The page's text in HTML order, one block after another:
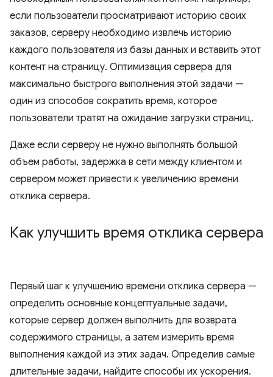
если пользователи просматривают историю своих
заказов, серверу необходимо извлечь историю
каждого пользователя из базы данных и вставить этот
контент на страницу. Оптимизация сервера для
максимально быстрого выполнения этой задачи —
один из способов сократить время, которое
пользователи тратят на ожидание загрузки страниц.
Даже если серверу не нужно выполнять большой
объем работы, задержка в сети между клиентом и
сервером может привести к увеличению времени
отклика сервера.
Как улучшить время отклика сервера
Первый шаг к улучшению времени отклика сервера —
определить основные концептуальные задачи,
которые сервер должен выполнить для возврата
содержимого страницы, а затем измерить время
выполнения каждой из этих задач. Определив самые
длительные задачи, найдите способы их ускорения.